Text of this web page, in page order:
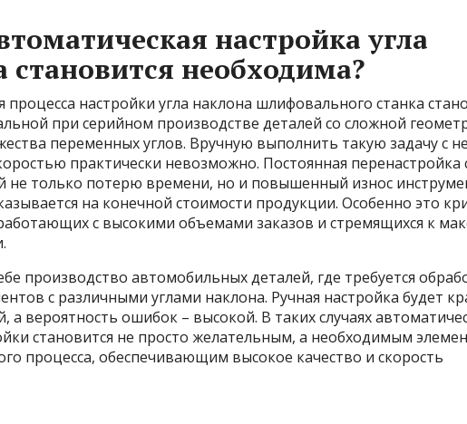
настройка угла
становится необходима?
настройки угла наклона шлифовального станка
при серийном производстве деталей со сложной
переменных углов. Вручную выполнить такую задачу с
практически невозможно. Постоянная перенастройка
не только потерю времени, но и повышенный износ
на конечной стоимости продукции. Особенно это
с высокими объемами заказов и стремящихся к
производство автомобильных деталей, где требуется
с различными углами наклона. Ручная настройка будет
а вероятность ошибок – высокой. В таких случаях
становится не просто желательным, а необходимым
процесса, обеспечивающим высокое качество и скорость